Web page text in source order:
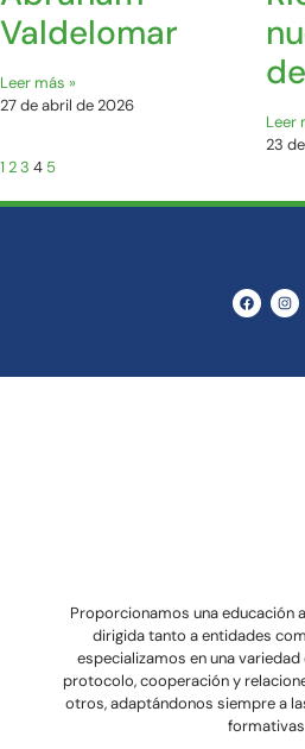
Valdelomar
Leer más »
27 de abril de 2026
Leer
23
1 23 4 5
Proporcionamos una educación
dirigida tanto a entidades
especializamos en una
protocolo, cooperación y
otros, adaptándonos siempre a
formativas